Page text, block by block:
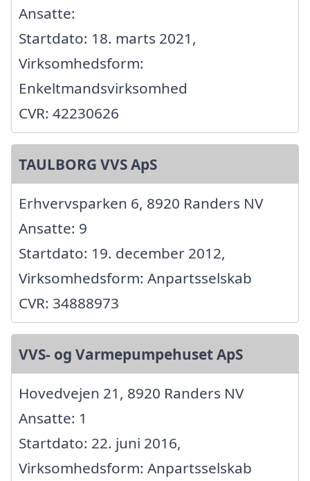
Ansatte:
Startdato: 18. marts 2021,
Virksomhedsform:
Enkeltmandsvirksomhed
CVR: 42230626
TAULBORG VVS ApS
Erhvervsparken 6, 8920 Randers NV
Ansatte: 9
Startdato: 19. december 2012,
Virksomhedsform: Anpartsselskab
CVR: 34888973
VVS- og Varmepumpehuset ApS
Hovedvejen 21, 8920 Randers NV
Ansatte: 1
Startdato: 22. juni 2016,
Virksomhedsform: Anpartsselskab